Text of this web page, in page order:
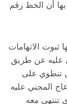
أن الخط رقم
ثبوت الاتهامات
عليه عن طريق
تنطوي على
المجني عليه
تنتهي معه